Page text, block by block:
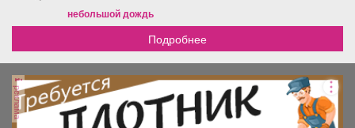
небольшой дождь
Подробнее
реклама